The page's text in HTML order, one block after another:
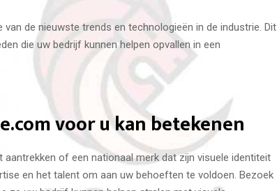
de nieuwste trends en technologieën in de industrie. Dit
die uw bedrijf kunnen helpen opvallen in een
voor u kan betekenen
of een nationaal merk dat zijn visuele identiteit
en het talent om aan uw behoeften te voldoen. Bezoek